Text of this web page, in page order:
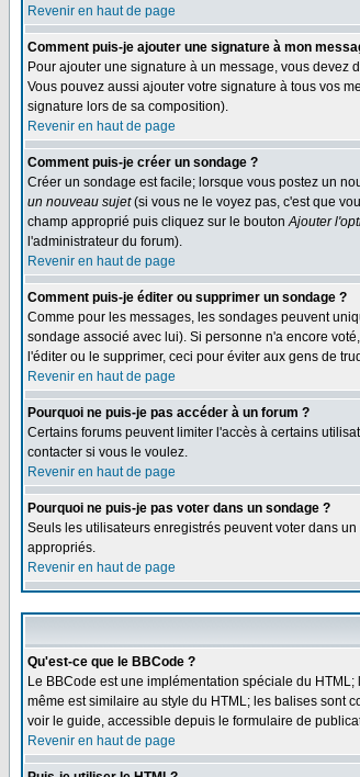
Revenir en haut de page
Comment puis-je ajouter une signature à mon
Pour ajouter une signature à un message, vous
Vous pouvez aussi ajouter votre signature à tous vos
signature lors de sa composition).
Revenir en haut de page
Comment puis-je créer un sondage ?
Créer un sondage est facile; lorsque vous postez un
un nouveau sujet(si vous ne le voyez pas, c'est que
champ approprié puis cliquez sur le boutonAjouter
l'administrateur du forum).
Revenir en haut de page
Comment puis-je éditer ou supprimer un sondage ?
Comme pour les messages, les sondages peuvent
sondage associé avec lui). Si personne n'a encore
l'éditer ou le supprimer, ceci pour éviter aux gens de
Revenir en haut de page
Pourquoi ne puis-je pas accéder à un forum ?
Certains forums peuvent limiter l'accès à certains
contacter si vous le voulez.
Revenir en haut de page
Pourquoi ne puis-je pas voter dans un sondage ?
Seuls les utilisateurs enregistrés peuvent voter dans
appropriés.
Revenir en haut de page
Qu'est-ce que le BBCode ?
Le BBCode est une implémentation spéciale du
même est similaire au style du HTML; les balises sont
voir le guide, accessible depuis le formulaire de
Revenir en haut de page